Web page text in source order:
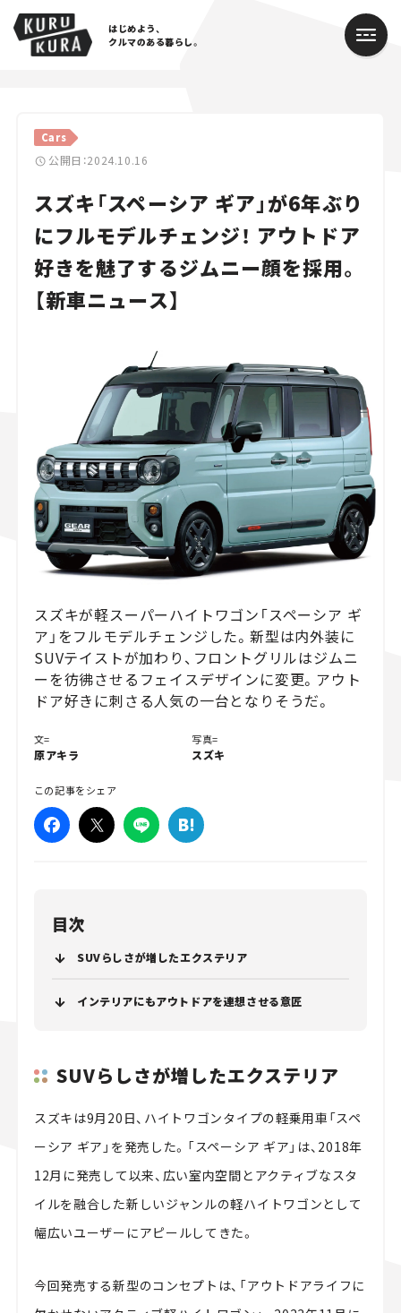
はじめよう、
クルマのある暮らし。
Cars
公開日：2024.10.16
スズキ「スペーシア ギア」が6年ぶり
にフルモデルチェンジ！ アウトドア
好きを魅了するジムニー顔を採用。
【新車ニュース】
スズキが軽スーパーハイトワゴン「スペーシア ギ
ア」をフルモデルチェンジした。新型は内外装に
SUVテイストが加わり、フロントグリルはジムニ
ーを彷彿させるフェイスデザインに変更。アウト
ドア好きに刺さる人気の一台となりそうだ。
文=
原アキラ
写真=
スズキ
この記事をシェア
目次
SUVらしさが増したエクステリア
インテリアにもアウトドアを連想させる意匠
SUVらしさが増したエクステリア
スズキは9月20日、ハイトワゴンタイプの軽乗用車「スペ
ーシア ギア」を発売した。「スペーシア ギア」は、2018年
12月に発売して以来、広い室内空間とアクティブなスタ
イルを融合した新しいジャンルの軽ハイトワゴンとして
幅広いユーザーにアピールしてきた。
今回発売する新型のコンセプトは、「アウトドアライフに
Cars
Lifestyle
Traffic
Special
Campaign
人気のハッシュタグ
スズキ ジムニー｜Suzuki Jimny
スズキ｜Suzuki
マツダ｜Mazda
マツダ ロードスター｜Mazda Roadster